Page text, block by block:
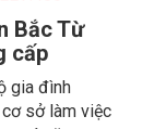
đình
sở làm việc
quán ăn
sân bay